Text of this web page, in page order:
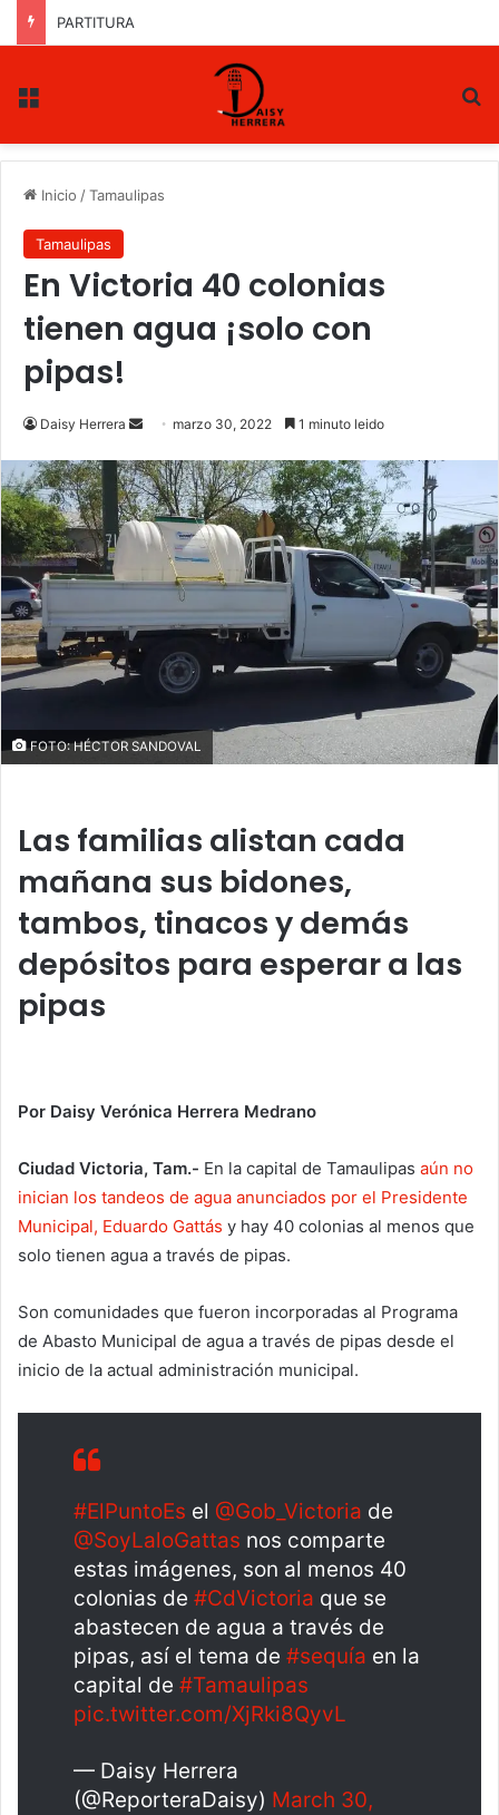
PARTITURA
Inicio /Tamaulipas
Tamaulipas
En Victoria 40 colonias
tienen agua ¡solo con
pipas!
Daisy Herrera
n
d
a
e
m
marzo 30, 2022 1 minuto leido
FOTO: HÉCTOR SANDOVAL
Las familias alistan cada
mañana sus bidones,
tambos, tinacos y demás
depósitos para esperar a las
pipas
Por Daisy Verónica Herrera Medrano
Ciudad Victoria, Tam.- En la capital de Tamaulipas aún no
inician los tandeos de agua anunciados por el Presidente
Municipal, Eduardo Gattás y hay 40 colonias al menos que
solo tienen agua a través de pipas.
Son comunidades que fueron incorporadas al Programa
de Abasto Municipal de agua a través de pipas desde el
inicio de la actual administración municipal.
#ElPuntoEs el @Gob_Victoria de
@SoyLaloGattas nos comparte
estas imágenes, son al menos 40
colonias de #CdVictoria que se
abastecen de agua a través de
pipas, así el tema de #sequía en la
capital de #Tamaulipas
pic.twitter.com/XjRki8QyvL
— Daisy Herrera
(@ReporteraDaisy) March 30,